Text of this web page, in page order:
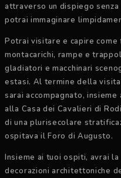
attraverso un dispiego
potrai immaginare
Potrai visitare e capire
montacarichi, rampe e
gladiatori e macchinari
estasi. Al termine della
sarai accompagnato,
alla Casa dei Cavalieri di
di una plurisecolare
ospitava il Foro di Augusto.
Insieme ai tuoi ospiti, avrai
decorazioni architettoniche